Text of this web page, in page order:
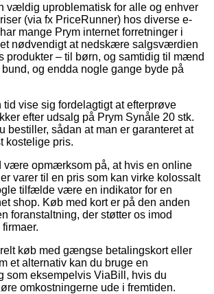
vældig uproblematisk for alle og enhver
(via fx PriceRunner) hos diverse e-
mange Prym internet forretninger i
nødvendigt at nedskære salgsværdien
produkter – til børn, og samtidig til mænd
og endda nogle gange byde på
tid vise sig fordelagtigt at efterprøve
efter udsalg på Prym Synåle 20 stk.
bestiller, sådan at man er garanteret at
kostelige pris.
være opmærksom på, at hvis en online
varer til en pris som kan virke kolossalt
tilfælde være en indikator for en
shop. Køb med kort er på den anden
foranstaltning, der støtter os imod
køb med gængse betalingskort eller
et alternativ kan du bruge en
som eksempelvis ViaBill, hvis du
omkostningerne ude i fremtiden.